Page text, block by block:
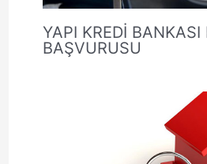
YAPI KREDİ BANKASI
BAŞVURUSU